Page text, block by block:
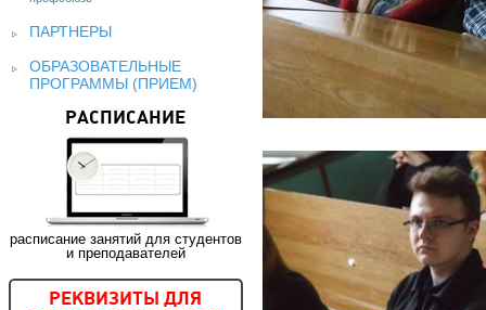
ПАРТНЕРЫ
ОБРАЗОВАТЕЛЬНЫЕ
ПРОГРАММЫ (ПРИЕМ)
РАСПИСАНИЕ
расписание занятий для студентов
и преподавателей
РЕКВИЗИТЫ ДЛЯ